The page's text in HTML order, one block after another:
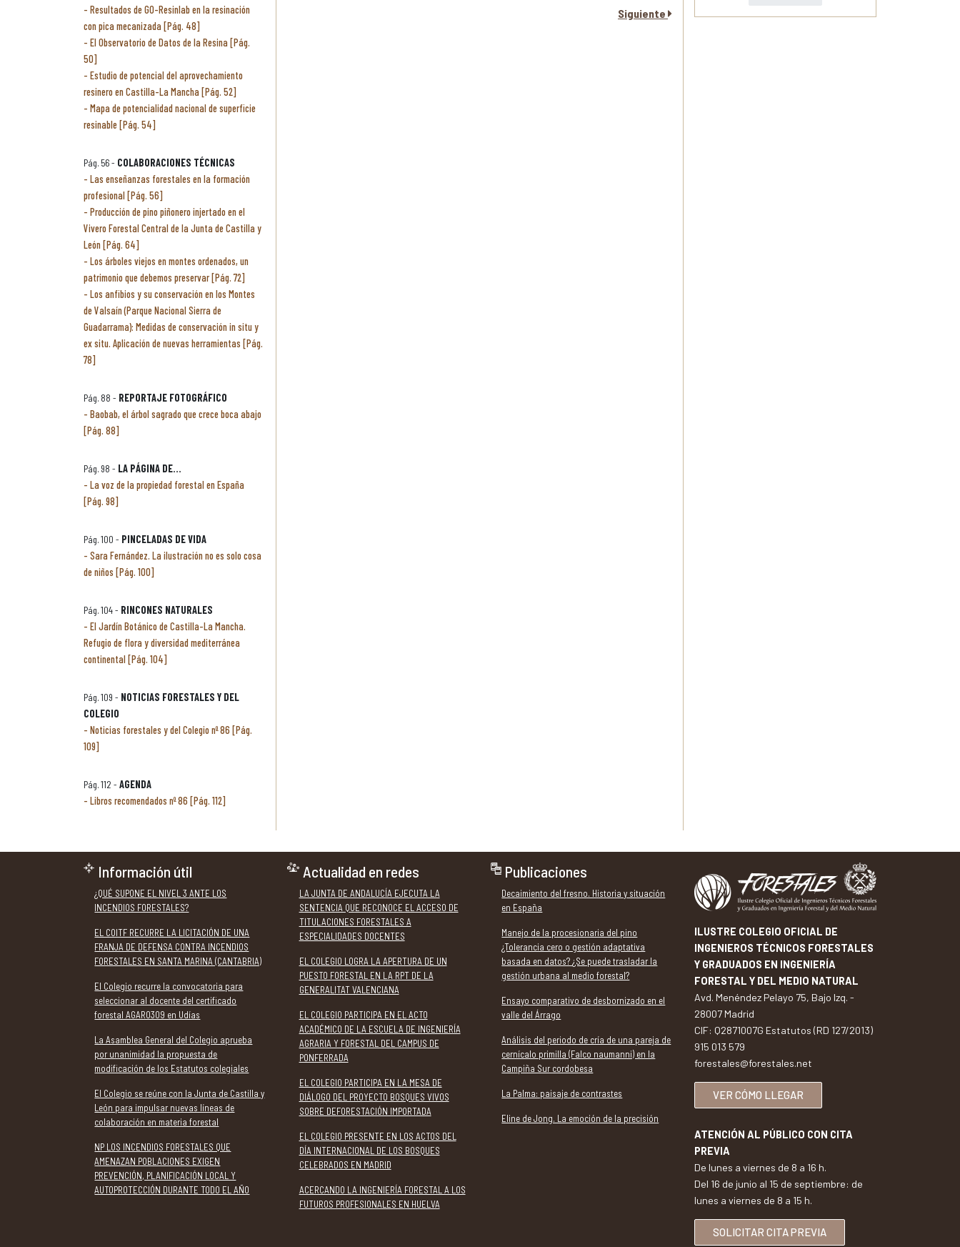
Resultados de GO-Resinlab en la resinación
con pica mecanizada [Pág. 48]
El Observatorio de Datos de la Resina [Pág.
50]
Estudio de potencial del aprovechamiento
resinero en Castilla-La Mancha [Pág. 52]
Mapa de potencialidad nacional de superficie
resinable [Pág. 54]
Pág. 56 - COLABORACIONES TÉCNICAS
Las enseñanzas forestales en la formación
profesional [Pág. 56]
Producción de pino piñonero injertado en el
Vivero Forestal Central de la Junta de Castilla y
León [Pág. 64]
Los árboles viejos en montes ordenados, un
patrimonio que debemos preservar [Pág. 72]
Los anfibios y su conservación en los Montes
de Valsaín (Parque Nacional Sierra de
Guadarrama): Medidas de conservación in situ y
ex situ. Aplicación de nuevas herramientas [Pág.
78]
Pág. 88 - REPORTAJE FOTOGRÁFICO
Baobab, el árbol sagrado que crece boca abajo
[Pág. 88]
Pág. 98 - LA PÁGINA DE...
La voz de la propiedad forestal en España
[Pág. 98]
Pág. 100 - PINCELADAS DE VIDA
Sara Fernández. La ilustración no es solo cosa
de niños [Pág. 100]
Pág. 104 - RINCONES NATURALES
El Jardín Botánico de Castilla-La Mancha.
Refugio de flora y diversidad mediterránea
continental [Pág. 104]
Pág. 109 - NOTICIAS FORESTALES Y DEL
COLEGIO
Noticias forestales y del Colegio nº 86 [Pág.
109]
Pág. 112 - AGENDA
Libros recomendados nº 86 [Pág. 112]
Siguiente
Información útil
¿QUÉ SUPONE EL NIVEL 3 ANTE LOS
INCENDIOS FORESTALES?
EL COITF RECURRE LA LICITACIÓN DE UNA
FRANJA DE DEFENSA CONTRA INCENDIOS
FORESTALES EN SANTA MARINA (CANTABRIA)
El Colegio recurre la convocatoria para
seleccionar al docente del certificado
forestal AGAR0309 en Udías
La Asamblea General del Colegio aprueba
por unanimidad la propuesta de
modificación de los Estatutos colegiales
El Colegio se reúne con la Junta de Castilla y
León para impulsar nuevas líneas de
colaboración en materia forestal
NP LOS INCENDIOS FORESTALES QUE
AMENAZAN POBLACIONES EXIGEN
PREVENCIÓN, PLANIFICACIÓN LOCAL Y
AUTOPROTECCIÓN DURANTE TODO EL AÑO
Actualidad en redes
LA JUNTA DE ANDALUCÍA EJECUTA LA
SENTENCIA QUE RECONOCE EL ACCESO DE
TITULACIONES FORESTALES A
ESPECIALIDADES DOCENTES
EL COLEGIO LOGRA LA APERTURA DE UN
PUESTO FORESTAL EN LA RPT DE LA
GENERALITAT VALENCIANA
EL COLEGIO PARTICIPA EN EL ACTO
ACADÉMICO DE LA ESCUELA DE INGENIERÍA
AGRARIA Y FORESTAL DEL CAMPUS DE
PONFERRADA
EL COLEGIO PARTICIPA EN LA MESA DE
DIÁLOGO DEL PROYECTO BOSQUES VIVOS
SOBRE DEFORESTACIÓN IMPORTADA
EL COLEGIO PRESENTE EN LOS ACTOS DEL
DÍA INTERNACIONAL DE LOS BOSQUES
CELEBRADOS EN MADRID
ACERCANDO LA INGENIERÍA FORESTAL A LOS
FUTUROS PROFESIONALES EN HUELVA
Publicaciones
Decaimiento del fresno. Historia y situación
en España
Manejo de la procesionaria del pino
¿Tolerancia cero o gestión adaptativa
basada en datos? ¿Se puede trasladar la
gestión urbana al medio forestal?
Ensayo comparativo de desbornizado en el
valle del Árrago
Análisis del periodo de cría de una pareja de
cernícalo primilla (Falco naumanni) en la
Campiña Sur cordobesa
La Palma: paisaje de contrastes
Eline de Jong. La emoción de la precisión
ILUSTRE COLEGIO OFICIAL DE
INGENIEROS TÉCNICOS FORESTALES
Y GRADUADOS EN INGENIERÍA
FORESTAL Y DEL MEDIO NATURAL
Avd. Menéndez Pelayo 75, Bajo Izq. -
28007 Madrid
CIF: Q2871007G Estatutos (RD 127/2013)
915 013 579
forestales@forestales.net
VER CÓMO LLEGAR
ATENCIÓN AL PÚBLICO CON CITA
PREVIA
De lunes a viernes de 8 a 16 h.
Del 16 de junio al 15 de septiembre: de
lunes a viernes de 8 a 15 h.
SOLICITAR CITA PREVIA